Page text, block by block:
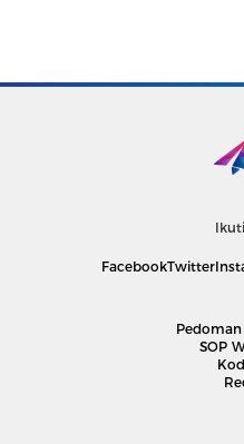
FacebookTwitter
SOP